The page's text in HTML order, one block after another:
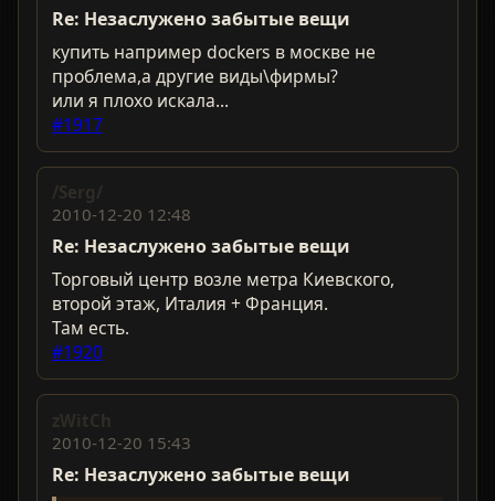
Re: Незаслужено забытые вещи
купить например dockers в москве не
проблема,а другие виды\фирмы?
или я плохо искала...
#1917
/Serg/
2010-12-20 12:48
Re: Незаслужено забытые вещи
Торговый центр возле метра Киевского,
второй этаж, Италия + Франция.
Там есть.
#1920
zWitCh
2010-12-20 15:43
Re: Незаслужено забытые вещи